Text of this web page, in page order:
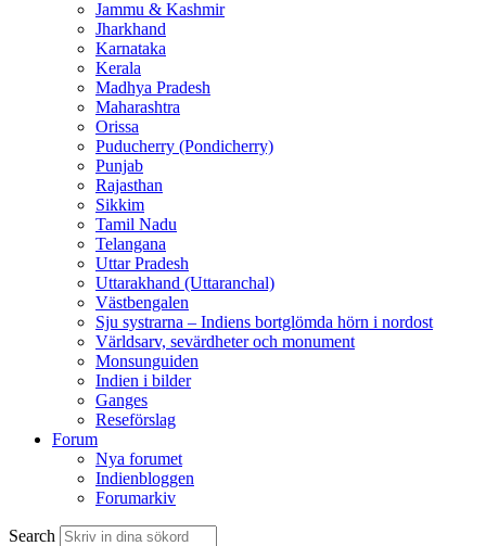
Jammu & Kashmir
Jharkhand
Karnataka
Kerala
Madhya Pradesh
Maharashtra
Orissa
Puducherry (Pondicherry)
Punjab
Rajasthan
Sikkim
Tamil Nadu
Telangana
Uttar Pradesh
Uttarakhand (Uttaranchal)
Västbengalen
Sju systrarna – Indiens bortglömda hörn i nordost
Världsarv, sevärdheter och monument
Monsunguiden
Indien i bilder
Ganges
Reseförslag
Forum
Nya forumet
Indienbloggen
Forumarkiv
Search